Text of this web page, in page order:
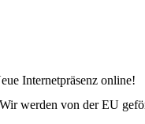
Internetpräsenz online!
Wir werden von der EU